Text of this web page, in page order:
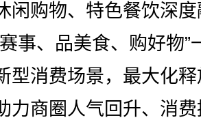
闲购物、特色餐饮深
事、品美食、购好物”
型消费场景，最大化
力商圈人气回升、消